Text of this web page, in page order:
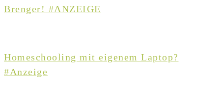
Brenger! #ANZEIGE
Homeschooling mit eigenem Laptop?
#Anzeige